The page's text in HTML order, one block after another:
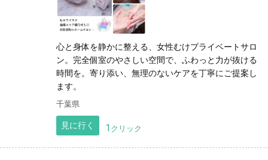
心と身体を静かに整える、女性むけプライベートサロ
ン。完全個室のやさしい空間で、ふわっと力が抜ける
時間を。寄り添い、無理のないケアを丁寧にご提案し
ます。
千葉県
見に行く 1 クリック